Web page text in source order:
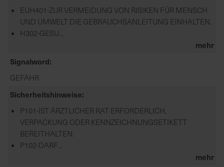
EUH401-ZUR VERMEIDUNG VON RISIKEN FÜR MENSCH
UND UMWELT DIE GEBRAUCHSANLEITUNG EINHALTEN.
H302-GESU...
mehr
Signalword
GEFAHR
Sicherheitshinweise
P101-IST ÄRZTLICHER RAT ERFORDERLICH,
VERPACKUNG ODER KENNZEICHNUNGSETIKETT
BEREITHALTEN.
P102-DARF...
mehr